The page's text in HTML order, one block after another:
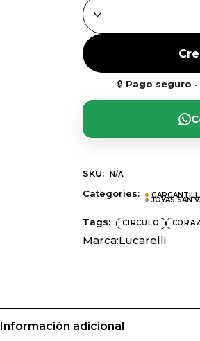
GARGANTILLA
🔒 Pago seguro
SKU: N/A
Categories:
JOYAS SAN
Tags: CIRCULO
Marca:Lucarelli
Información adicional